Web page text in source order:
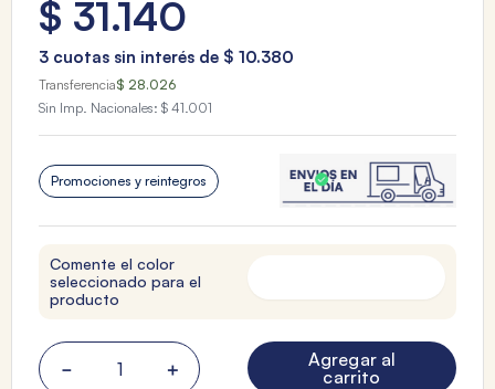
$ 31.140
3 cuotas sin interés de $ 10.380
Transferencia$ 28.026
Sin Imp. Nacionales: $ 41.001
Promociones y reintegros
Comente el color
seleccionado para el
producto
＋
－
Agregar al
carrito